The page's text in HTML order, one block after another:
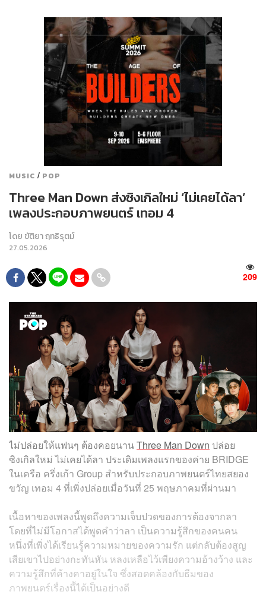
MUSIC / POP
Three Man Down ส่งซิงเกิลใหม่ ‘ไม่เคยได้ลา’
เพลงประกอบภาพยนตร์ เทอม 4
โดย ขัติยา ฤทธิรุตม์
27.05.2026
209
ไม่ปล่อยให้แฟนๆ ต้องคอยนานThree Man Down ปล่อย
ซิงเกิลใหม่ ไม่เคยได้ลา ประเดิมเพลงแรกของค่าย BRIDGE
ในเครือ ครึ่งเก้า Group สำหรับประกอบภาพยนตร์ไทยสยอง
ขวัญ เทอม 4 ที่เพิ่งปล่อยเมื่อวันที่ 25 พฤษภาคมที่ผ่านมา
เนื้อหาของเพลงนี้พูดถึงความเจ็บปวดของการต้องจากลา
โดยที่ไม่มีโอกาสได้พูดคำว่าลา เป็นความรู้สึกของคนคน
หนึ่งที่เพิ่งได้เรียนรู้ความหมายของความรัก แต่กลับต้องสูญ
เสียเขาไปอย่างกะทันหัน หลงเหลือไว้เพียงความอ้างว้าง และ
ความรู้สึกที่ค้างคาอยู่ในใจ ซึ่งสอดคล้องกับธีมของ
ภาพยนตร์เรื่องนี้ได้เป็นอย่างดี